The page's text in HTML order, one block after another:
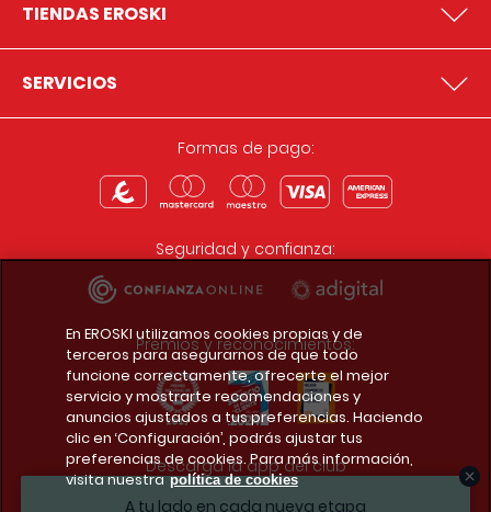
A tu lado en cada nueva etapa
TIENDAS EROSKI
SERVICIOS
Formas de pago:
Seguridad y confianza:
Premios y reconocimientos:
Descarga la app del club
En EROSKI utilizamos cookies propias y de
terceros para asegurarnos de que todo
funcione correctamente, ofrecerte el mejor
servicio y mostrarte recomendaciones y
anuncios ajustados a tus preferencias. Haciendo
clic en ‘Configuración’, podrás ajustar tus
preferencias de cookies. Para más información,
visita nuestra política de cookies